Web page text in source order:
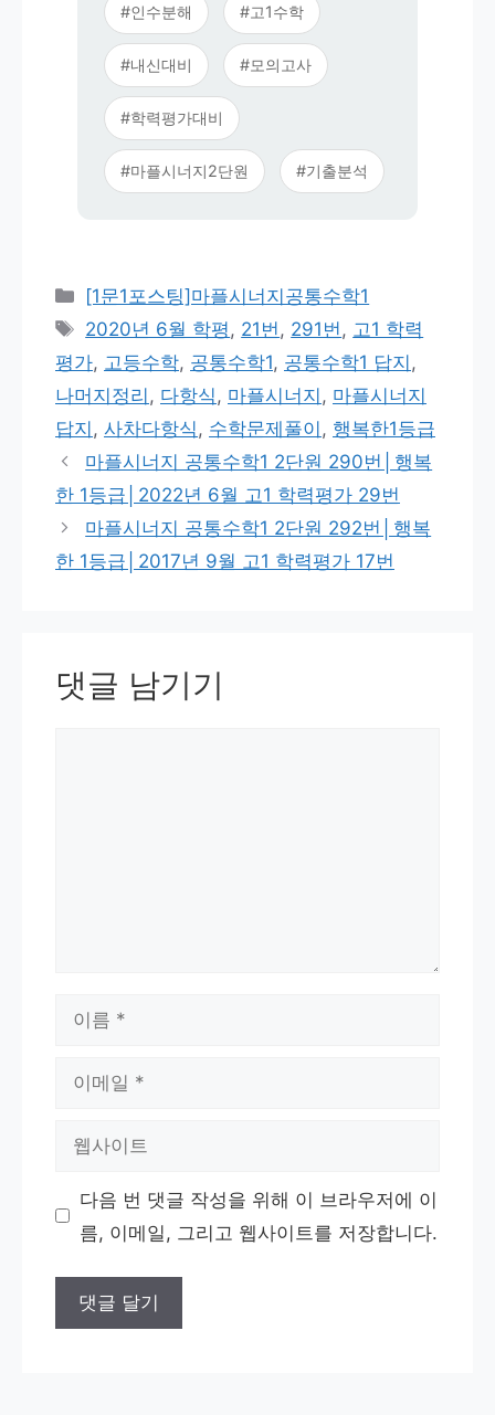
#인수분해 #고1수학
#내신대비 #모의고사
#학력평가대비
#마플시너지2단원 #기출분석
카
테
리
[1문1포스팅]마플시너지공통수학1
태
그
2020년 6월 학평 , 21번 , 291번 , 고1 학력
평가, 고등수학, 공통수학1, 공통수학1 답지 ,
나머지정리 , 다항식 , 마플시너지 , 마플시너지
답지 , 사차다항식 , 수학문제풀이 , 행복한1등급
마플시너지 공통수학1 2단원 290번│행복
한 1등급│2022년 6월 고1 학력평가 29번
마플시너지 공통수학1 2단원 292번│행복
한 1등급│2017년 9월 고1 학력평가 17번
댓글 남기기
다음 번 댓글 작성을 위해 이 브라우저에 이
름, 이메일, 그리고 웹사이트를 저장합니다.